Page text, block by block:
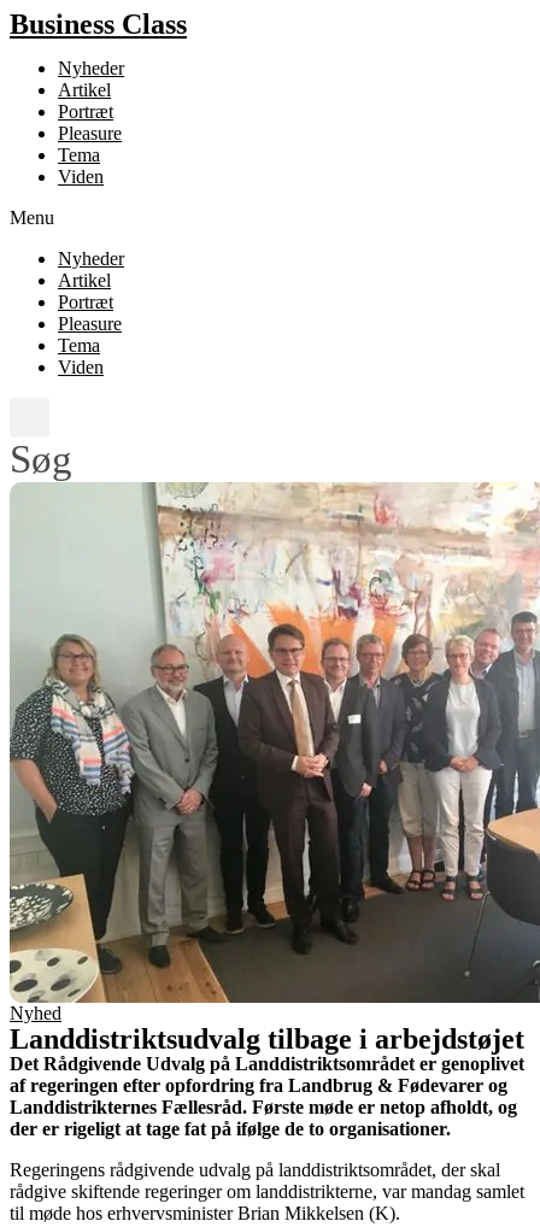
Business Class
Nyheder
Artikel
Portræt
Pleasure
Tema
Viden
Menu
Nyheder
Artikel
Portræt
Pleasure
Tema
Viden
Søg
Nyhed
Landdistriktsudvalg tilbage i arbejdstøjet
Det Rådgivende Udvalg på Landdistriktsområdet er genoplivet
af regeringen efter opfordring fra Landbrug & Fødevarer og
Landdistrikternes Fællesråd. Første møde er netop afholdt, og
der er rigeligt at tage fat på ifølge de to organisationer.
Regeringens rådgivende udvalg på landdistriktsområdet, der skal
rådgive skiftende regeringer om landdistrikterne, var mandag samlet
til møde hos erhvervsminister Brian Mikkelsen (K).